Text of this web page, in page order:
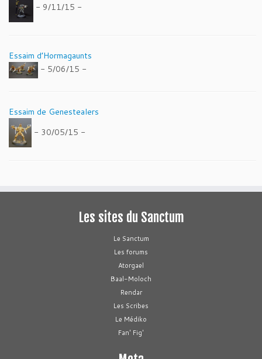
- 9/11/15 -
Essaim d’Hormagaunts
- 5/06/15 -
Essaim de Genestealers
- 30/05/15 -
Les sites du Sanctum
Le Sanctum
Les forums
Atorgael
Baal-Moloch
Rendar
Les Scribes
Le Médiko
Fan' Fig'